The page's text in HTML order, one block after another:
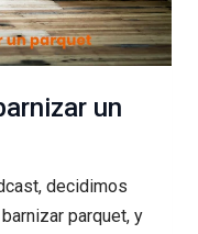
un
decidimos
parquet, y